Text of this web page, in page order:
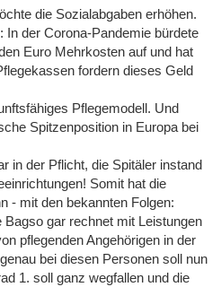
die Sozialabgaben erhöhen.
In der Corona-Pandemie bürdete
Euro Mehrkosten auf und hat
fordern dieses Geld
Pflegemodell. Und
Spitzenposition in Europa bei
in der Pflicht, die Spitäler instand
Somit hat die
- mit den bekannten Folgen:
gar rechnet mit Leistungen
pflegenden Angehörigen in der
bei diesen Personen soll nun
1. soll ganz wegfallen und die